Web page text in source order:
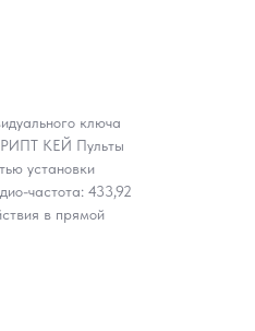
ключа
КЕЙ Пульты
установки
частота: 433,92
в прямой